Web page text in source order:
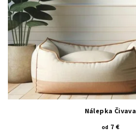
Nálepka Čivava
od 7 €